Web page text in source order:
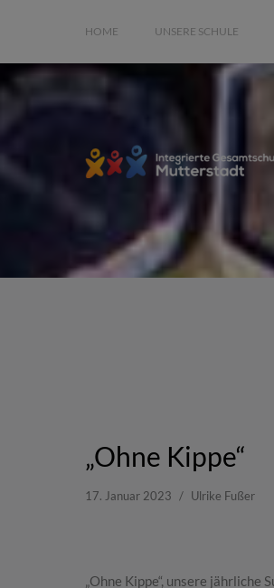
HOME UNSERE SCHULE
„Ohne Kippe“
17. Januar 2023 Ulrike Fußer
„Ohne Kippe“, unsere